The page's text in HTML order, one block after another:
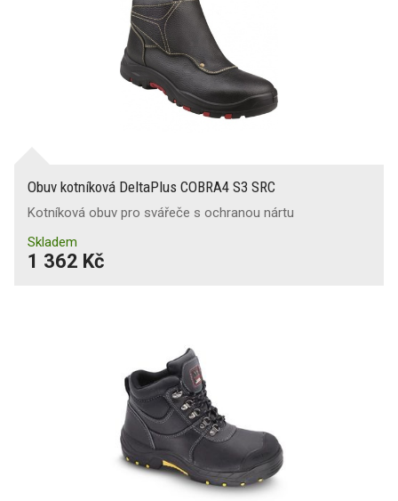
Obuv kotníková DeltaPlus COBRA4 S3 SRC
Kotníková obuv pro svářeče s ochranou nártu
Skladem
1 362 Kč